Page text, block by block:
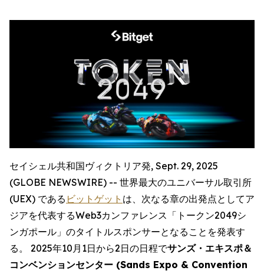
セイシェル共和国ヴィクトリア発, Sept. 29, 2025
(GLOBE NEWSWIRE) -- 世界最大のユニバーサル取引所
(UEX) である ビットゲット は、次なる章の出発点としてア
ジアを代表するWeb3カンファレンス「トークン2049シ
ンガポール」のタイトルスポンサーとなることを発表す
る。 2025年10月1日から2日の日程でサンズ・エキスポ＆
コンベンションセンター (Sands Expo & Convention